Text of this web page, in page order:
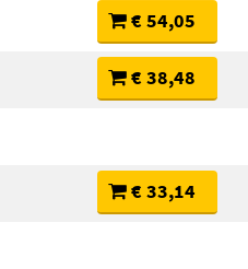
€ 54,05
€ 38,48
€ 33,14